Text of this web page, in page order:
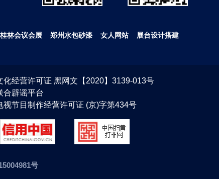
桂林会议会展 郑州水包砂漆 女人网站
展台设计搭建
化经营许可证 黑网文【2020】3139-013号
合辟谣平台
视节目制作经营许可证 (京)字第434号
号